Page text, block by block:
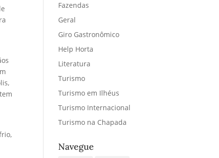
Fazendas
Geral
Giro Gastronômico
Help Horta
Literatura
Turismo
Turismo em Ilhéus
Turismo Internacional
Turismo na Chapada
Navegue